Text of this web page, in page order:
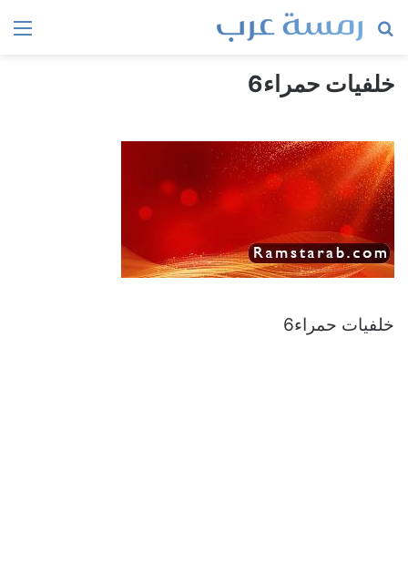
بحث
خلفيات حمراء6
خلفيات حمراء6